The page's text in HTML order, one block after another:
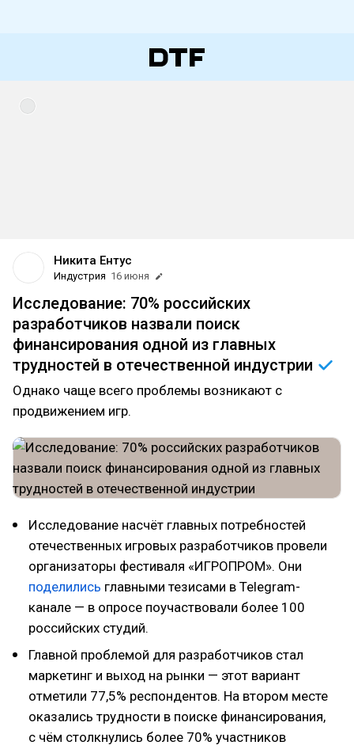
Никита Ентус
Индустрия 16 июня
Исследование: 70% российских
разработчиков назвали поиск
финансирования одной из главных
трудностей в отечественной индустрии
Однако чаще всего проблемы возникают с
продвижением игр.
Исследование насчёт главных потребностей
отечественных игровых разработчиков провели
организаторы фестиваля «ИГРОПРОМ». Они
поделились главными тезисами в Telegram-
канале — в опросе поучаствовали более 100
российских студий.
Главной проблемой для разработчиков стал
маркетинг и выход на рынки — этот вариант
отметили 77,5% респондентов. На втором месте
оказались трудности в поиске финансирования,
с чём столкнулись более 70% участников